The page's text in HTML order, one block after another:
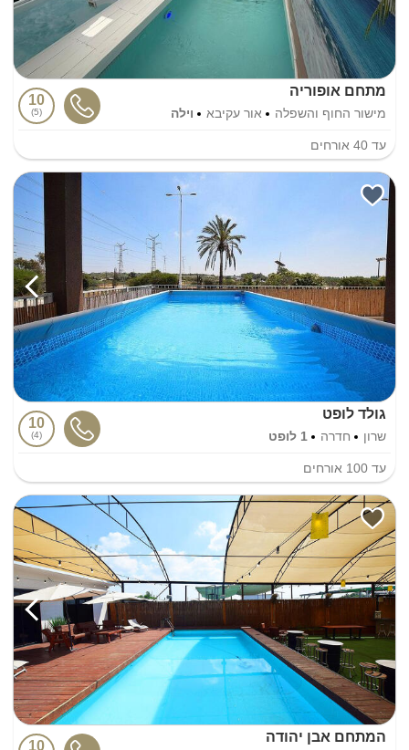
מתחם אופוריה
מישור החוף והשפלה אור עקיבא וילה
10
5
עד 40 אורחים
גולד לופט
שרון חדרה 1 לופט
10
4
עד 100 אורחים
המתחם אבן יהודה
10